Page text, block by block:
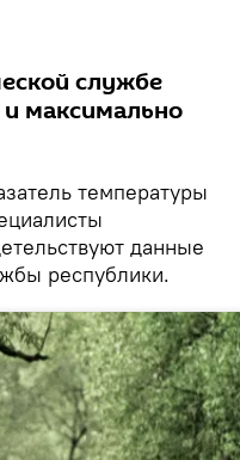
службе
и максимально
температуры
данные
республики.